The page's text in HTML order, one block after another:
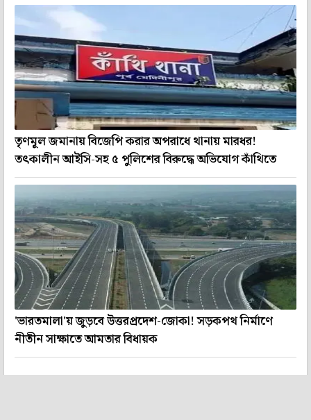
তৃণমূূল জমানায় বিজেপি করার অপরাধে থানায় মারধর!
তৎকালীন আইসি-সহ ৫ পুলিশের বিরুদ্ধে অভিযোগ কাঁথিতে
'ভারতমালা'য় জুড়বে উত্তরপ্রদেশ-জোকা! সড়কপথ নির্মাণে
নীতীন সাক্ষাতে আমতার বিধায়ক